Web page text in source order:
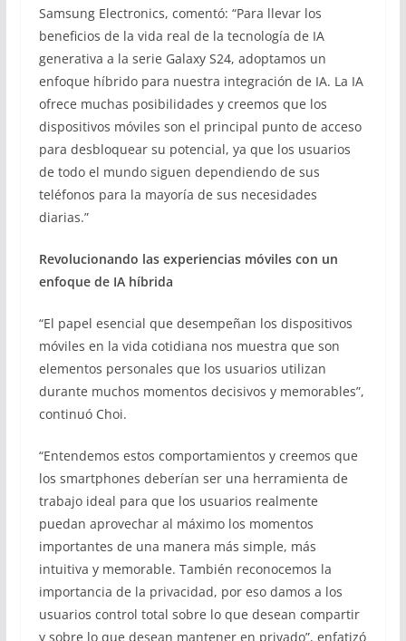
Samsung Electronics, comentó: “Para llevar los
beneficios de la vida real de la tecnología de IA
generativa a la serie Galaxy S24, adoptamos un
enfoque híbrido para nuestra integración de IA. La IA
ofrece muchas posibilidades y creemos que los
dispositivos móviles son el principal punto de acceso
para desbloquear su potencial, ya que los usuarios
de todo el mundo siguen dependiendo de sus
teléfonos para la mayoría de sus necesidades
diarias.”
Revolucionando las experiencias móviles con un
enfoque de IA híbrida
“El papel esencial que desempeñan los dispositivos
móviles en la vida cotidiana nos muestra que son
elementos personales que los usuarios utilizan
durante muchos momentos decisivos y memorables”,
continuó Choi.
“Entendemos estos comportamientos y creemos que
los smartphones deberían ser una herramienta de
trabajo ideal para que los usuarios realmente
puedan aprovechar al máximo los momentos
importantes de una manera más simple, más
intuitiva y memorable. También reconocemos la
importancia de la privacidad, por eso damos a los
usuarios control total sobre lo que desean compartir
y sobre lo que desean mantener en privado”, enfatizó